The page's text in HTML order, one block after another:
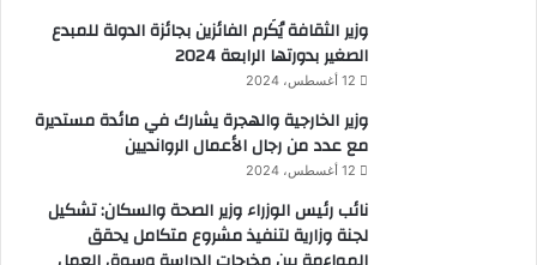
وزير الثقافة يُكَرم الفائزين بجائزة الدولة للمبدع
الصغير بدورتها الرابعة 2024
12 أغسطس، 2024
وزير الخارجية والهجرة يشارك في مائدة مستديرة
مع عدد من رجال الأعمال الروانديين
12 أغسطس، 2024
نائب رئيس الوزراء وزير الصحة والسكان: تشكيل
لجنة وزارية لتنفيذ مشروع متكامل يحقق